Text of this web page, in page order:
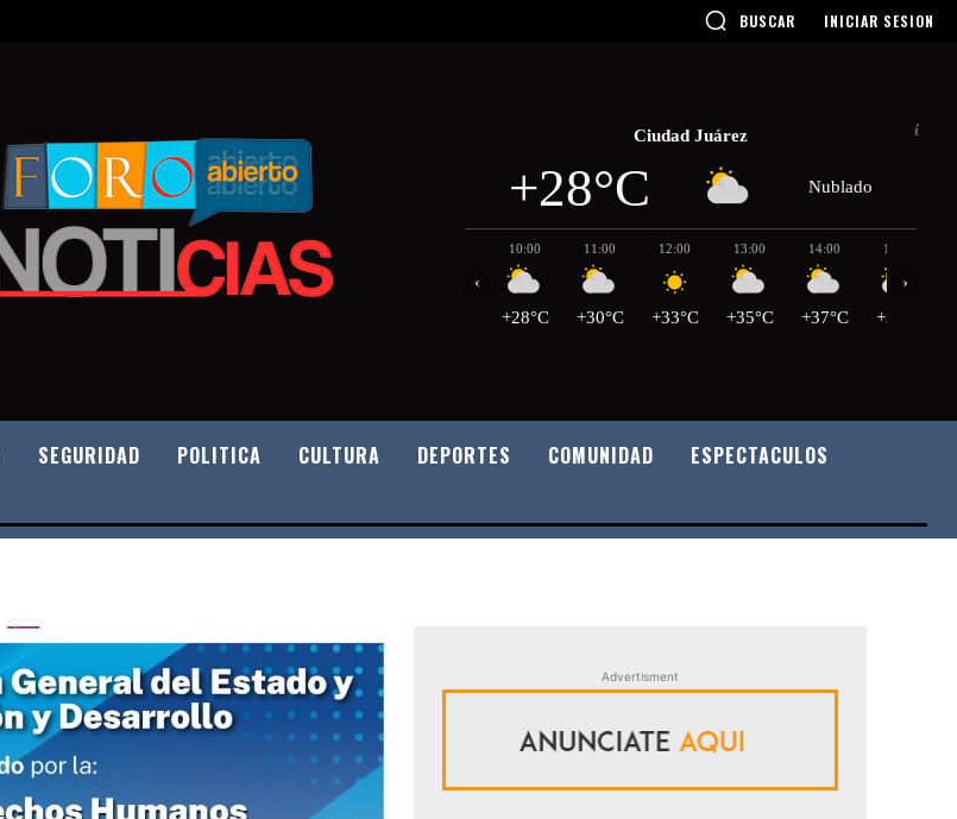
BUSCAR INICIAR SESION
Ciudad Juárez
+28°C Nublado
10:00
+28°C
11:00
+30°C
12:00
+33°C
13:00
+35°C
14:00
+37°C
15:00
+38°C
‹ ›
SEGURIDAD POLITICA CULTURA DEPORTES COMUNIDAD
ESPECTACULOS
Advertisment